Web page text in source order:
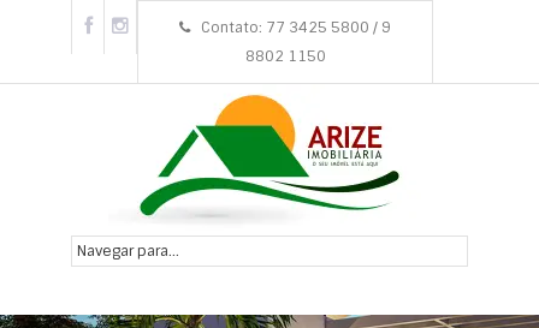
Contato: 77 3425 5800 / 9
8802 1150